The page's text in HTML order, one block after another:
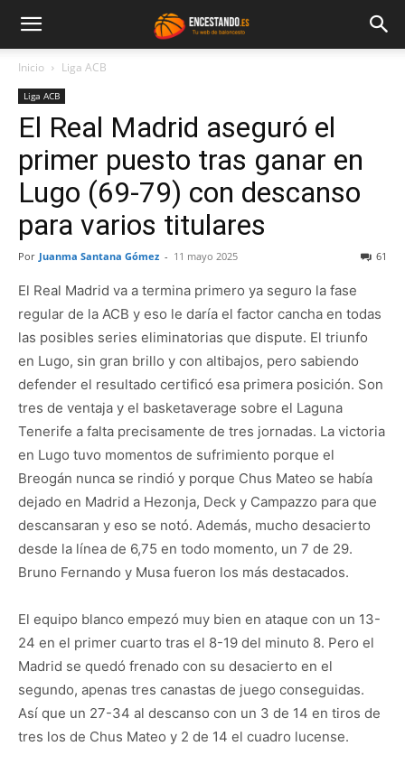
Inicio Liga ACB
Liga ACB
El Real Madrid aseguró el
primer puesto tras ganar en
Lugo (69-79) con descanso
para varios titulares
Por Juanma Santana Gómez - 11 mayo 2025 61
El Real Madrid va a termina primero ya seguro la fase
regular de la ACB y eso le daría el factor cancha en todas
las posibles series eliminatorias que dispute. El triunfo
en Lugo, sin gran brillo y con altibajos, pero sabiendo
defender el resultado certificó esa primera posición. Son
tres de ventaja y el basketaverage sobre el Laguna
Tenerife a falta precisamente de tres jornadas. La victoria
en Lugo tuvo momentos de sufrimiento porque el
Breogán nunca se rindió y porque Chus Mateo se había
dejado en Madrid a Hezonja, Deck y Campazzo para que
descansaran y eso se notó. Además, mucho desacierto
desde la línea de 6,75 en todo momento, un 7 de 29.
Bruno Fernando y Musa fueron los más destacados.
El equipo blanco empezó muy bien en ataque con un 13-
24 en el primer cuarto tras el 8-19 del minuto 8. Pero el
Madrid se quedó frenado con su desacierto en el
segundo, apenas tres canastas de juego conseguidas.
Así que un 27-34 al descanso con un 3 de 14 en tiros de
tres los de Chus Mateo y 2 de 14 el cuadro lucense.